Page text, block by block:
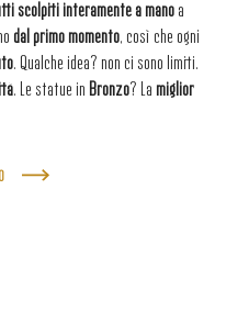
scolpiti interamente a mano a
dal primo momento, così che ogni
. Qualche idea? non ci sono limiti.
. Le statue in Bronzo? La miglior